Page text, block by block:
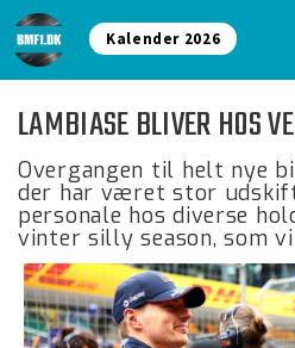
Kalender 2026
LAMBIASE BLIVER HOS
Overgangen til helt nye
der har været stor
personale hos diverse
vinter silly season, som